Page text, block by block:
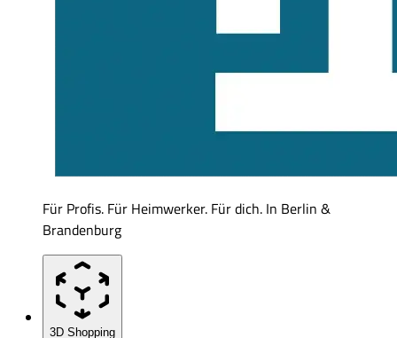
Für Profis. Für Heimwerker. Für dich. In Berlin &
Brandenburg
3D Shopping